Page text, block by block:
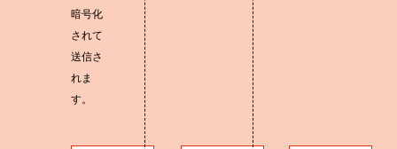
暗号化
されて
送信さ
れま
す。